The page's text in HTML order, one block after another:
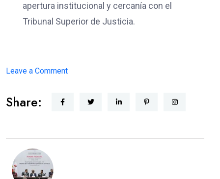
apertura institucional y cercanía con el
Tribunal Superior de Justicia.
Leave a Commenton
CERCANA
Share: